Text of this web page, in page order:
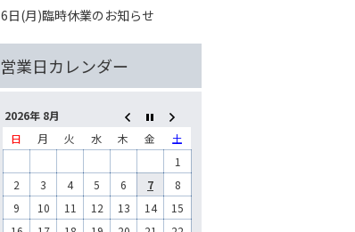
6日(月)臨時休業のお知らせ
2026年 8月
日
月 火 水 木 金
土
1
2
3 4 5 6 7
8
9
10 11 12 13 14
15